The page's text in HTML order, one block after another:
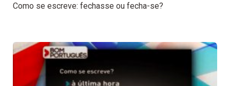
Como se escreve: fechasse ou fecha-se?